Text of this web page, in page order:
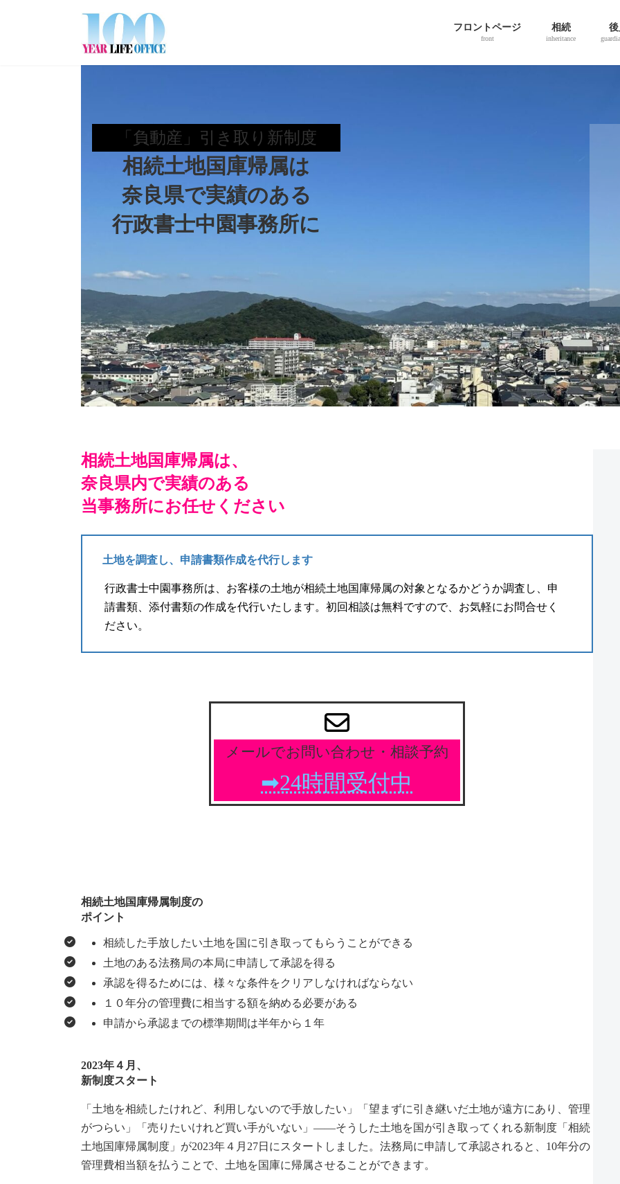
フロントページ
front
相続
inheritance
「負動産」引き取り新制度
相続土地国庫帰属は
奈良県で実績のある
行政書士中園事務所に
相続土地国庫帰属は、
奈良県内で実績のある
当事務所にお任せください
土地を調査し、申請書類作成を代行します
行政書士中園事務所は、お客様の土地が相続土地国庫帰属の対象となるかどうか調査し、申
請書類、添付書類の作成を代行いたします。初回相談は無料ですので、お気軽にお問合せく
ださい。
メールでお問い合わせ・相談予約
➡24時間受付中
相続土地国庫帰属制度の
ポイント
相続した手放したい土地を国に引き取ってもらうことができる
土地のある法務局の本局に申請して承認を得る
承認を得るためには、様々な条件をクリアしなければならない
１０年分の管理費に相当する額を納める必要がある
申請から承認までの標準期間は半年から１年
2023年４月、
新制度スタート
「土地を相続したけれど、利用しないので手放したい」「望まずに引き継いだ土地が遠方にあり、管理
がつらい」「売りたいけれど買い手がいない」――そうした土地を国が引き取ってくれる新制度「相続
土地国庫帰属制度」が2023年４月27日にスタートしました。法務局に申請して承認されると、10年分の
管理費相当額を払うことで、土地を国庫に帰属させることができます。